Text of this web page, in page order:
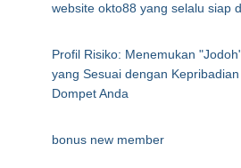
website okto88 yang selalu siap
Profil Risiko: Menemukan
yang Sesuai dengan
Dompet Anda
bonus new member